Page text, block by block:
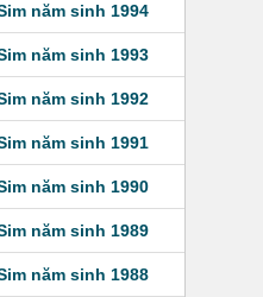
năm sinh 1994
năm sinh 1993
năm sinh 1992
năm sinh 1991
năm sinh 1990
năm sinh 1989
năm sinh 1988